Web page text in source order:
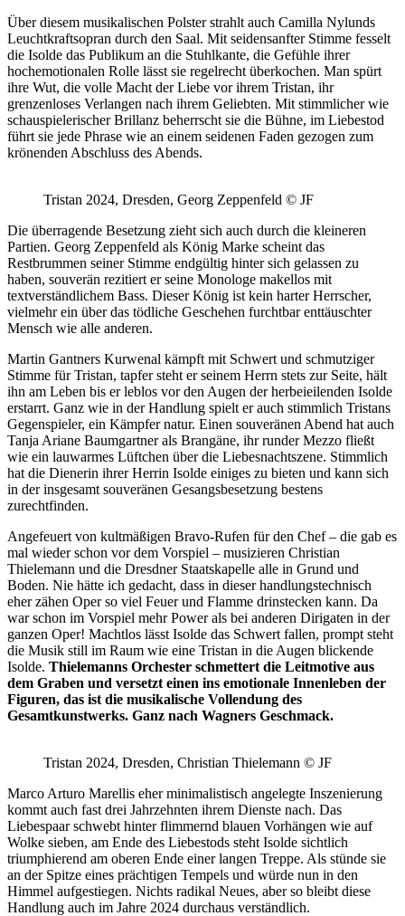
Über diesem musikalischen Polster strahlt auch Camilla Nylunds
Leuchtkraftsopran durch den Saal. Mit seidensanfter Stimme fesselt
die Isolde das Publikum an die Stuhlkante, die Gefühle ihrer
hochemotionalen Rolle lässt sie regelrecht überkochen. Man spürt
ihre Wut, die volle Macht der Liebe vor ihrem Tristan, ihr
grenzenloses Verlangen nach ihrem Geliebten. Mit stimmlicher wie
schauspielerischer Brillanz beherrscht sie die Bühne, im Liebestod
führt sie jede Phrase wie an einem seidenen Faden gezogen zum
krönenden Abschluss des Abends.
Tristan 2024, Dresden, Georg Zeppenfeld © JF
Die überragende Besetzung zieht sich auch durch die kleineren
Partien. Georg Zeppenfeld als König Marke scheint das
Restbrummen seiner Stimme endgültig hinter sich gelassen zu
haben, souverän rezitiert er seine Monologe makellos mit
textverständlichem Bass. Dieser König ist kein harter Herrscher,
vielmehr ein über das tödliche Geschehen furchtbar enttäuschter
Mensch wie alle anderen.
Martin Gantners Kurwenal kämpft mit Schwert und schmutziger
Stimme für Tristan, tapfer steht er seinem Herrn stets zur Seite, hält
ihn am Leben bis er leblos vor den Augen der herbeieilenden Isolde
erstarrt. Ganz wie in der Handlung spielt er auch stimmlich Tristans
Gegenspieler, ein Kämpfer natur. Einen souveränen Abend hat auch
Tanja Ariane Baumgartner als Brangäne, ihr runder Mezzo fließt
wie ein lauwarmes Lüftchen über die Liebesnachtszene. Stimmlich
hat die Dienerin ihrer Herrin Isolde einiges zu bieten und kann sich
in der insgesamt souveränen Gesangsbesetzung bestens
zurechtfinden.
Angefeuert von kultmäßigen Bravo-Rufen für den Chef – die gab es
mal wieder schon vor dem Vorspiel – musizieren Christian
Thielemann und die Dresdner Staatskapelle alle in Grund und
Boden. Nie hätte ich gedacht, dass in dieser handlungstechnisch
eher zähen Oper so viel Feuer und Flamme drinstecken kann. Da
war schon im Vorspiel mehr Power als bei anderen Dirigaten in der
ganzen Oper! Machtlos lässt Isolde das Schwert fallen, prompt steht
die Musik still im Raum wie eine Tristan in die Augen blickende
Isolde. Thielemanns Orchester schmettert die Leitmotive aus
dem Graben und versetzt einen ins emotionale Innenleben der
Figuren, das ist die musikalische Vollendung des
Gesamtkunstwerks. Ganz nach Wagners Geschmack.
Tristan 2024, Dresden, Christian Thielemann © JF
Marco Arturo Marellis eher minimalistisch angelegte Inszenierung
kommt auch fast drei Jahrzehnten ihrem Dienste nach. Das
Liebespaar schwebt hinter flimmernd blauen Vorhängen wie auf
Wolke sieben, am Ende des Liebestods steht Isolde sichtlich
triumphierend am oberen Ende einer langen Treppe. Als stünde sie
an der Spitze eines prächtigen Tempels und würde nun in den
Himmel aufgestiegen. Nichts radikal Neues, aber so bleibt diese
Handlung auch im Jahre 2024 durchaus verständlich.